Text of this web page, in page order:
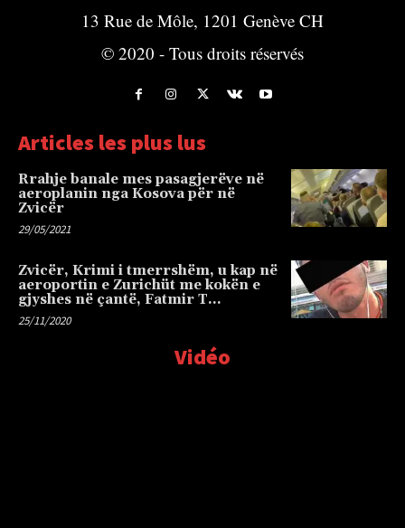
13 Rue de Môle, 1201 Genève CH
© 2020 - Tous droits réservés
Articles les plus lus
Rrahje banale mes pasagjerëve në
aeroplanin nga Kosova për në
Zvicër
29/05/2021
Zvicër, Krimi i tmerrshëm, u kap në
aeroportin e Zurichüt me kokën e
gjyshes në çantë, Fatmir T…
25/11/2020
Vidéo